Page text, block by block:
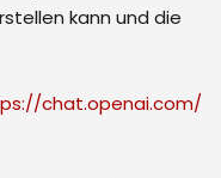
kann und die
chat.openai.com/